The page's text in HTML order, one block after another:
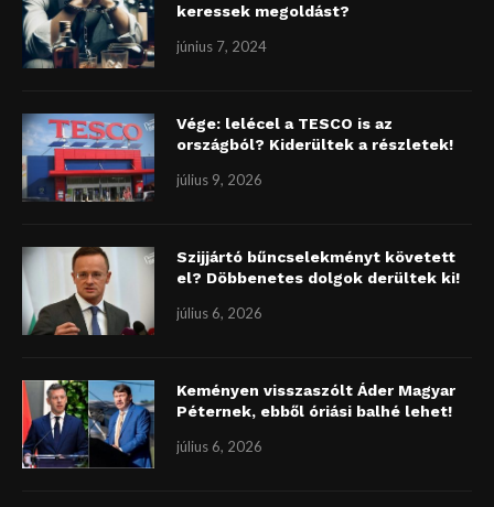
keressek megoldást?
június 7, 2024
Vége: lelécel a TESCO is az
országból? Kiderültek a részletek!
július 9, 2026
Szijjártó bűncselekményt követett
el? Döbbenetes dolgok derültek ki!
július 6, 2026
Keményen visszaszólt Áder Magyar
Péternek, ebből óriási balhé lehet!
július 6, 2026